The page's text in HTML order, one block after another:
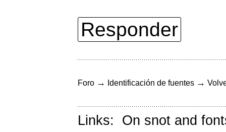
Responder
Foro → Identificación de fuentes →
Links: On snot and